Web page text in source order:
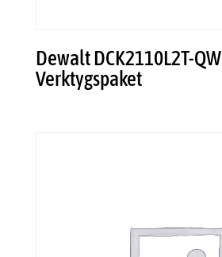
Dewalt DCK2110L2T-QW
Verktygspaket